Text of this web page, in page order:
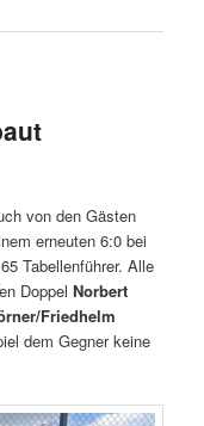
von den Gästen
erneuten 6:0 bei
Tabellenführer. Alle
DoppelNorbert
Friedhelm
dem Gegner keine